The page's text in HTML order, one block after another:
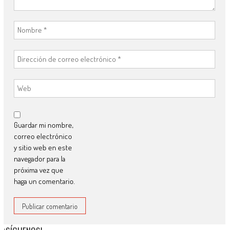
Guardar mi nombre,
correo electrónico
y sitio web en este
navegador para la
próxima vez que
haga un comentario.